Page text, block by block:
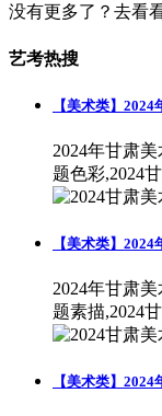
没有更多了？去看
艺考热搜
【美术类】
2024年甘肃
题色彩,2024
【美术类】
2024年甘肃
题素描,2024
【美术类】